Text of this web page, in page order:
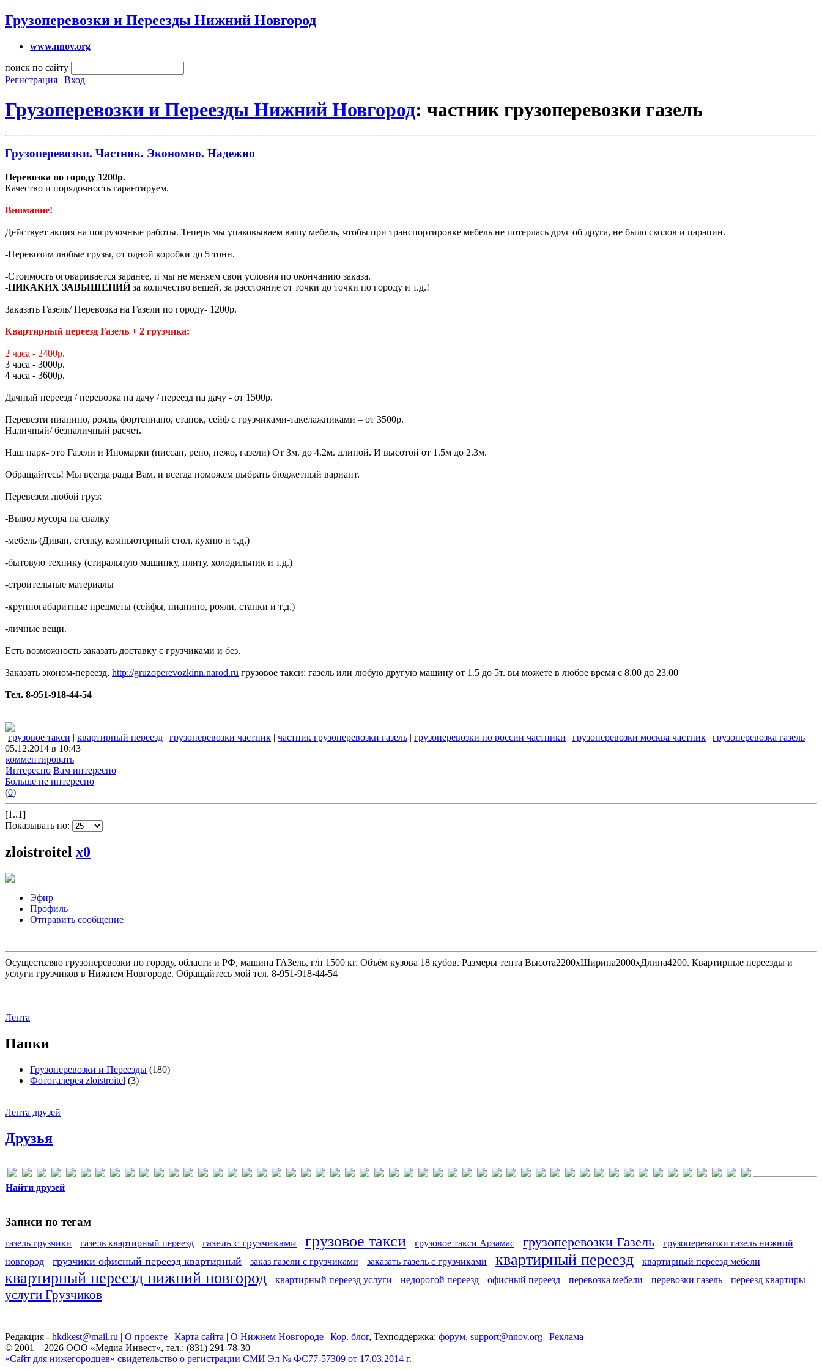
Грузоперевозки и Переезды Нижний Новгород
www.nnov.org
поиск по сайту
Регистрация | Вход
Грузоперевозки и Переезды Нижний Новгород: частник грузоперевозки газель
Грузоперевозки. Частник. Экономно. Надежно
Перевозка по городу 1200р.
Качество и порядочность гарантируем.
Внимание!
Действует акция на погрузочные работы. Теперь мы упаковываем вашу мебель, чтобы при транспортировке мебель не потерлась друг об друга, не было сколов и царапин.
-Перевозим любые грузы, от одной коробки до 5 тонн.
-Стоимость оговаривается заранее, и мы не меняем свои условия по окончанию заказа.
-НИКАКИХ ЗАВЫШЕНИЙза количество вещей, за расстояние от точки до точки по городу и т.д.!
Заказать Газель/ Перевозка на Газели по городу- 1200р.
Квартирный переезд Газель + 2 грузчика:
2 часа - 2400р.
3 часа - 3000р.
4 часа - 3600р.
Дачный переезд / перевозка на дачу / переезд на дачу - от 1500р.
Перевезти пианино, рояль, фортепиано, станок, сейф с грузчиками-такелажниками – от 3500р.
Наличный/ безналичный расчет.
Наш парк- это Газели и Иномарки (ниссан, рено, пежо, газели) От 3м. до 4.2м. длиной. И высотой от 1.5м до 2.3м.
Обращайтесь! Мы всегда рады Вам, и всегда поможем выбрать бюджетный вариант.
Перевезём любой груз:
-Вывоз мусора на свалку
-мебель (Диван, стенку, компьютерный стол, кухню и т.д.)
-бытовую технику (стиральную машинку, плиту, холодильник и т.д.)
-строительные материалы
-крупногабаритные предметы (сейфы, пианино, рояли, станки и т.д.)
-личные вещи.
Есть возможность заказать доставку с грузчиками и без.
Заказать эконом-переезд, http://gruzoperevozkinn.narod.ru грузовое такси: газель или любую другую машину от 1.5 до 5т. вы можете в любое время с 8.00 до 23.00
Тел. 8-951-918-44-54
грузовое такси | квартирный переезд | грузоперевозки частник | частник грузоперевозки газель | грузоперевозки по россии частники | грузоперевозки москва частник | грузоперевозка газель
05.12.2014 в 10:43
комментировать
Интересно Вам интересно
Больше не интересно
(0)
[1..1]
Показывать по:
zloistroitel x0
Эфир
Профиль
Отправить сообщение
Осуществляю грузоперевозки по городу, области и РФ, машина ГАЗель, г/п 1500 кг. Объём кузова 18 кубов. Размеры тента Высота2200хШирина2000хДлина4200. Квартирные переезды и
услуги грузчиков в Нижнем Новгороде. Обращайтесь мой тел. 8-951-918-44-54
Лента
Папки
Грузоперевозки и Переезды (180)
Фотогалерея zloistroitel (3)
Лента друзей
Друзья
Найти друзей
Записи по тегам
газель грузчики газель квартирный переезд газель с грузчиками грузовое такси грузовое такси Арзамас грузоперевозки Газель
грузоперевозки газель нижний
новгород
грузчики офисный переезд квартирный заказ газели с грузчиками заказать газель с грузчиками квартирный переезд квартирный переезд мебели
квартирный переезд нижний новгород квартирный переезд услуги недорогой переезд офисный переезд перевозка мебели перевозки газель переезд квартиры
услуги Грузчиков
Редакция - hkdkest@mail.ru | О проекте | Карта сайта | О Нижнем Новгороде | Кор. блог, Техподдержка: форум, support@nnov.org | Реклама
© 2001—2026 ООО «Медиа Инвест», тел.: (831) 291-78-30
«Сайт для нижегородцев» свидетельство о регистрации СМИ Эл № ФС77-57309 от 17.03.2014 г.